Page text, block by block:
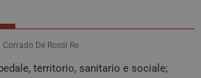
Corrado De Rossi Re
territorio, sanitario e sociale;